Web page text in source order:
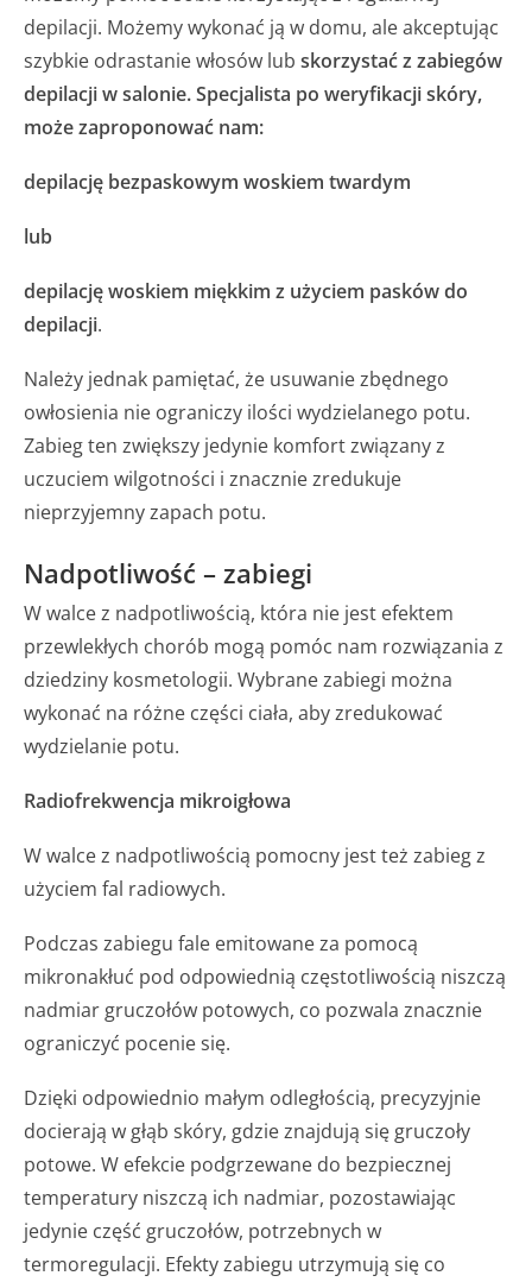
depilacji. Możemy wykonać ją w domu, ale akceptując
szybkie odrastanie włosów lub skorzystać z zabiegów
depilacji w salonie. Specjalista po weryfikacji skóry,
może zaproponować nam:
depilację bezpaskowym woskiem twardym
lub
depilację woskiem miękkim z użyciem pasków do
depilacji.
Należy jednak pamiętać, że usuwanie zbędnego
owłosienia nie ograniczy ilości wydzielanego potu.
Zabieg ten zwiększy jedynie komfort związany z
uczuciem wilgotności i znacznie zredukuje
nieprzyjemny zapach potu.
Nadpotliwość – zabiegi
W walce z nadpotliwością, która nie jest efektem
przewlekłych chorób mogą pomóc nam rozwiązania z
dziedziny kosmetologii. Wybrane zabiegi można
wykonać na różne części ciała, aby zredukować
wydzielanie potu.
Radiofrekwencja mikroigłowa
W walce z nadpotliwością pomocny jest też zabieg z
użyciem fal radiowych.
Podczas zabiegu fale emitowane za pomocą
mikronakłuć pod odpowiednią częstotliwością niszczą
nadmiar gruczołów potowych, co pozwala znacznie
ograniczyć pocenie się.
Dzięki odpowiednio małym odległością, precyzyjnie
docierają w głąb skóry, gdzie znajdują się gruczoły
potowe. W efekcie podgrzewane do bezpiecznej
temperatury niszczą ich nadmiar, pozostawiając
jedynie część gruczołów, potrzebnych w
termoregulacji. Efekty zabiegu utrzymują się co